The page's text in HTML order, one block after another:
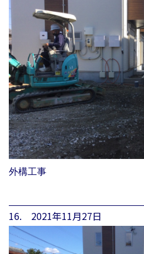
外構工事
16. 2021年11月27日